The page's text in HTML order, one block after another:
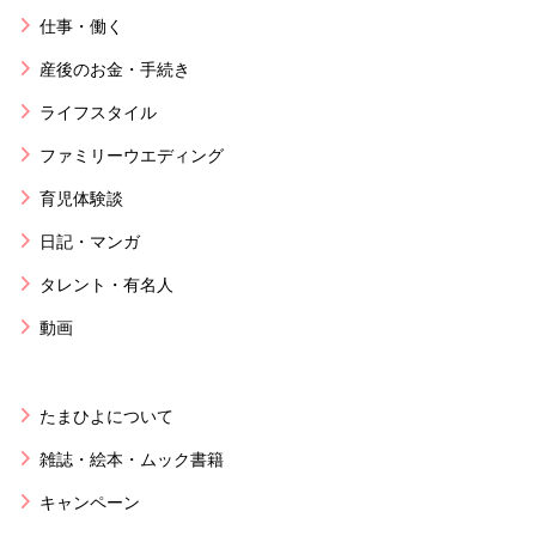
仕事・働く
産後のお金・手続き
ライフスタイル
ファミリーウエディング
育児体験談
日記・マンガ
タレント・有名人
動画
たまひよについて
雑誌・絵本・ムック書籍
キャンペーン